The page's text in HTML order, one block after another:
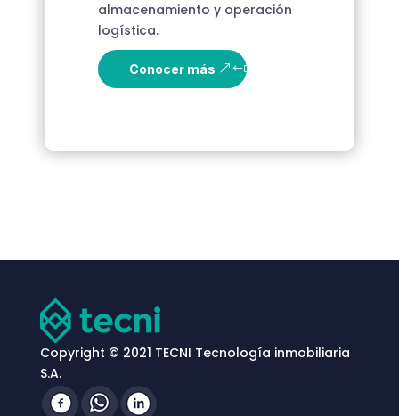
almacenamiento y operación
logística.
Conocer más
Copyright © 2021 TECNI Tecnología inmobiliaria
S.A.